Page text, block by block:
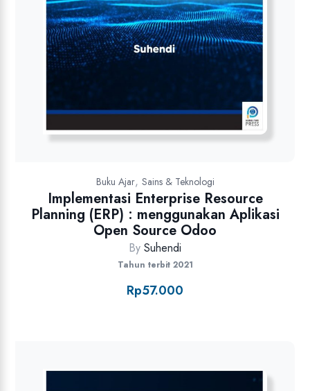
Buku Ajar, Sains & Teknologi
Implementasi Enterprise Resource
Planning (ERP) : menggunakan Aplikasi
Open Source Odoo
By Suhendi
Tahun terbit 2021
Rp57.000